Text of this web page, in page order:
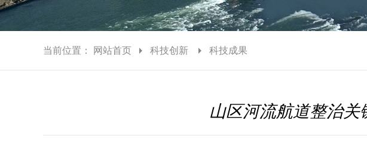
当前位置： 网站首页 科技创新 科技成果
山区河流航道整治关